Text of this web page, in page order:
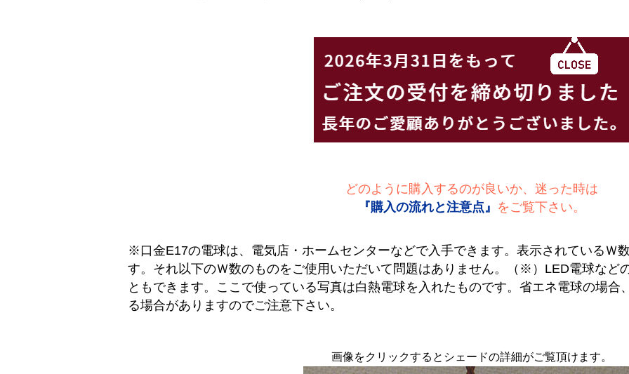
どのように購入するのが良いか、迷った時は
『購入の流れと注意点』 をご覧下さい。
※口金E17の電球は、電気店・ホームセンターなどで入手できます。表示されているＷ
す。それ以下のＷ数のものをご使用いただいて問題はありません。（※）LED電球など
ともできます。ここで使っている写真は白熱電球を入れたものです。省エネ電球の場合
る場合がありますのでご注意下さい。
画像をクリックするとシェードの詳細がご覧頂けます。